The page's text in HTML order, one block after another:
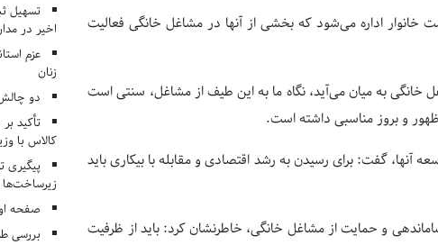
خانوار توسط زنان سرپرست خانوار اداره می‌شود که بخشی از آنها در مشاغل خانگی فعالیت
خانگی به میان می‌آید، نگاه ما به این طیف از مشاغل، سنتی است
و بروز مناسبی داشته است.
گفت: برای رسیدن به رشد اقتصادی و مقابله با بیکاری باید
و حمایت از مشاغل خانگی، خاطرنشان کرد: باید از ظرفیت
تسهیل
اخیر در
عزم
زنان
دو
تأکید
کالاس با
پیگیری
زیرساخت‌ها
صفحه اول
بررسی